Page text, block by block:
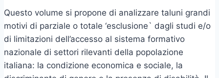
Questo volume si propone di analizzare taluni grandi
motivi di parziale o totale ‘esclusione` dagli studi e/o
di limitazioni dell’accesso al sistema formativo
nazionale di settori rilevanti della popolazione
italiana: la condizione economica e sociale, la